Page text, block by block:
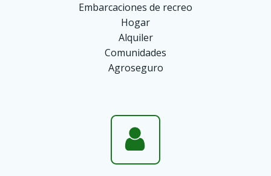
Embarcaciones de recreo
Hogar
Alquiler
Comunidades
Agroseguro